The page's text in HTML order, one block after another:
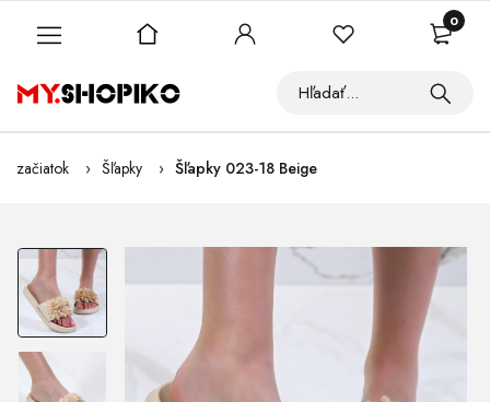
začiatok Šľapky Šľapky 023-18 Beige
0